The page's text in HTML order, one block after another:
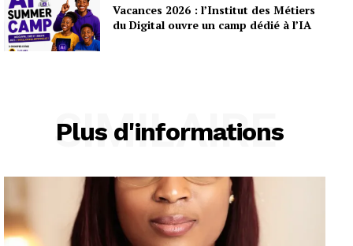
Vacances 2026 : l’Institut des Métiers
du Digital ouvre un camp dédié à l’IA
Plus d'informations
SIMILAIRE